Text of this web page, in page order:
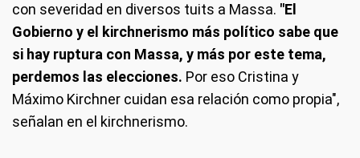
con severidad en diversos tuits a Massa. "El
Gobierno y el kirchnerismo más político sabe que
si hay ruptura con Massa, y más por este tema,
perdemos las elecciones. Por eso Cristina y
Máximo Kirchner cuidan esa relación como propia",
señalan en el kirchnerismo.